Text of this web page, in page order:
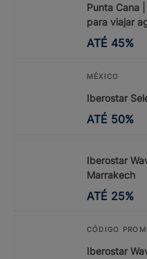
Punta Cana
para viajar
ATÉ 45%
MÉXICO
Iberostar
ATÉ 50%
Iberostar
Marrakech
ATÉ 25%
CÓDIGO
Iberostar